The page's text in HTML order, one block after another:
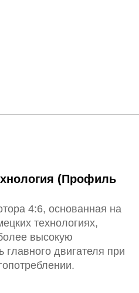
(профиль
4:6, основанная на
технологиях,
высокую
главного двигателя при